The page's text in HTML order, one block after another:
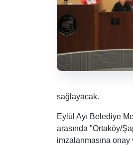
sağlayacak.
Eylül Ayı Belediye
arasında "Ortaköy/
imzalanmasına onay